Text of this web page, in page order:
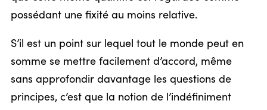
possédant une fixité au moins relative.
S’il est un point sur lequel tout le monde peut en
somme se mettre facilement d’accord, même
sans approfondir davantage les questions de
principes, c’est que la notion de l’indéfiniment